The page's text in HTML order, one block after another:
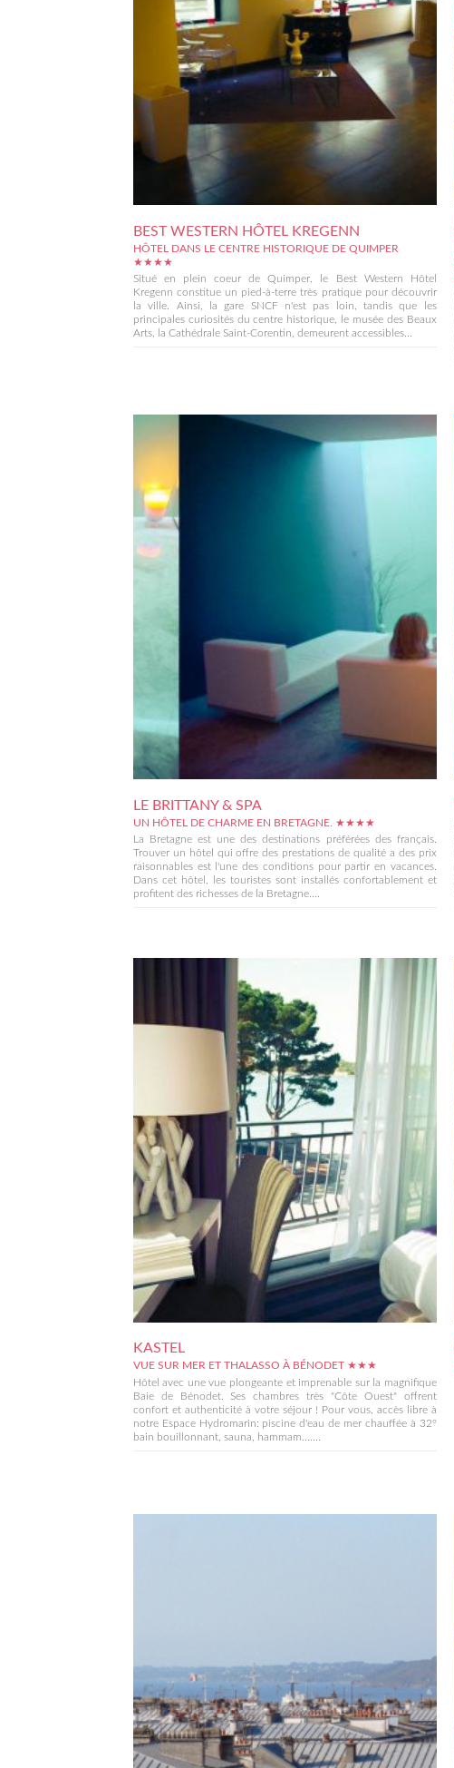
BEST WESTERN HÔTEL KREGENN
HÔTEL DANS LE CENTRE HISTORIQUE DE QUIMPER
★★★★
Situé en plein coeur de Quimper, le Best Western Hôtel
Kregenn constitue un pied-à-terre très pratique pour découvrir
la ville. Ainsi, la gare SNCF n'est pas loin, tandis que les
principales curiosités du centre historique, le musée des Beaux
Arts, la Cathédrale Saint-Corentin, demeurent accessibles...
LE BRITTANY & SPA
UN HÔTEL DE CHARME EN BRETAGNE. ★★★★
La Bretagne est une des destinations préférées des français.
Trouver un hôtel qui offre des prestations de qualité a des prix
raisonnables est l'une des conditions pour partir en vacances.
Dans cet hôtel, les touristes sont installés confortablement et
profitent des richesses de la Bretagne....
KASTEL
VUE SUR MER ET THALASSO À BÉNODET ★★★
Hôtel avec une vue plongeante et imprenable sur la magnifique
Baie de Bénodet. Ses chambres très "Côte Ouest" offrent
confort et authenticité à votre séjour ! Pour vous, accès libre à
notre Espace Hydromarin: piscine d'eau de mer chauffée à 32°
bain bouillonnant, sauna, hammam.......